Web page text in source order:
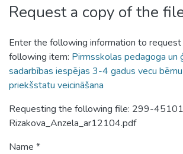
Request a copy of the
Enter the following information to
following item: Pirmsskolas pedagoga un
sadarbības iespējas 3-4 gadus vecu
priekšstatu veicināšana
Requesting the following file: 299-
Rizakova_Anzela_ar12104.pdf
Name *